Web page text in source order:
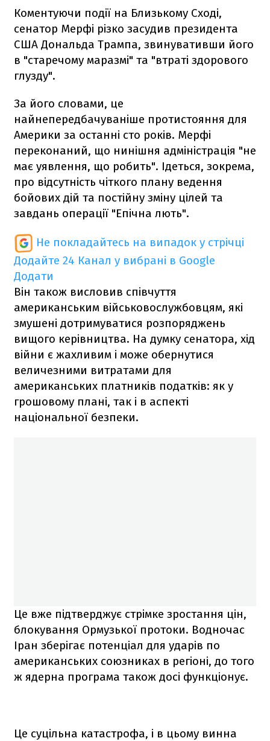
Коментуючи події на Близькому Сході,
сенатор Мерфі різко засудив президента
США Дональда Трампа, звинувативши його
в "старечому маразмі" та "втраті здорового
глузду".
За його словами, це
найнепередбачуваніше протистояння для
Америки за останні сто років. Мерфі
переконаний, що нинішня адміністрація "не
має уявлення, що робить". Ідеться, зокрема,
про відсутність чіткого плану ведення
бойових дій та постійну зміну цілей та
завдань операції "Епічна лють".
Не покладайтесь на випадок у стрічці
Додайте 24 Канал у вибрані в Google
Додати
Він також висловив співчуття
американським військовослужбовцям, які
змушені дотримуватися розпоряджень
вищого керівництва. На думку сенатора, хід
війни є жахливим і може обернутися
величезними витратами для
американських платників податків: як у
грошовому плані, так і в аспекті
національної безпеки.
Це вже підтверджує стрімке зростання цін,
блокування Ормузької протоки. Водночас
Іран зберігає потенціал для ударів по
американських союзниках в регіоні, до того
ж ядерна програма також досі функціонує.
Це суцільна катастрофа, і в цьому винна